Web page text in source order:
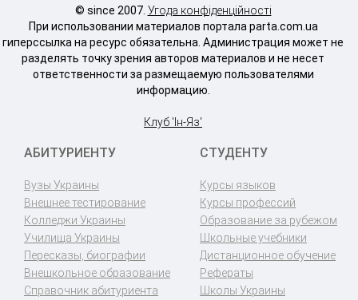
© since 2007. Угода конфіденційності
При использовании материалов портала parta.com.ua
гиперссылка на ресурс обязательна. Администрация может не
разделять точку зрения авторов материалов и не несет
ответственности за размещаемую пользователями
информацию.
Клуб 'Ін-Яз'
АБИТУРИЕНТУ
Вузы Украины
Внешнее тестирование
Колледжи Украины
Училища Украины
Пересказы, биографии
Внешкольное образование
Справочник абитуриента
СТУДЕНТУ
Курсы языков
Курсы профессий
Образование за рубежом
Школьные учебники
Дистанционное обучение
Рефераты
Школы Украины